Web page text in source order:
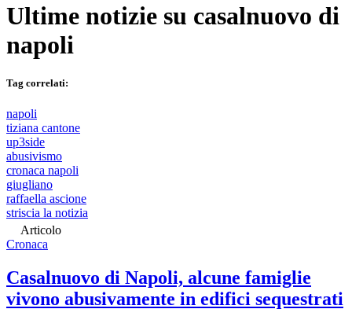
Ultime notizie su casalnuovo di
napoli
Tag correlati:
napoli
tiziana cantone
up3side
abusivismo
cronaca napoli
giugliano
raffaella ascione
striscia la notizia
Articolo
Cronaca
Casalnuovo di Napoli, alcune famiglie
vivono abusivamente in edifici sequestrati